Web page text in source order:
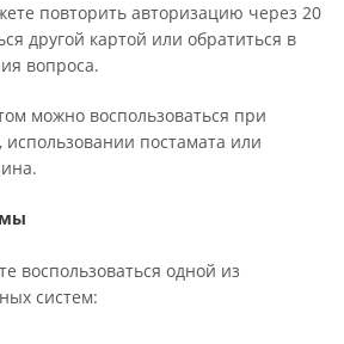
повторить авторизацию через 20
другой картой или обратиться в
вопроса.
можно воспользоваться при
использовании постамата или
воспользоваться одной из
систем: